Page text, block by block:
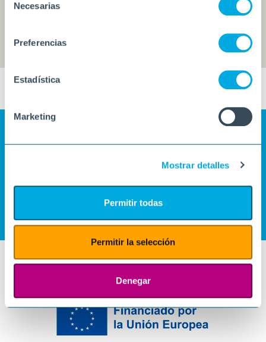
Necesarias
Preferencias
Estadística
Marketing
Mostrar detalles
Permitir todas
Permitir la selección
Denegar